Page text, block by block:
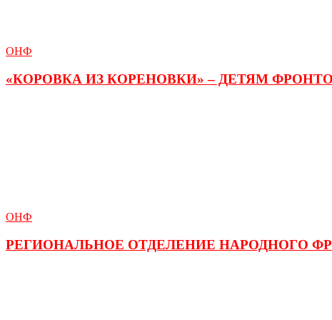
ОНФ
«КОРОВКА ИЗ КОРЕНОВКИ» – ДЕТЯМ
ОНФ
РЕГИОНАЛЬНОЕ ОТДЕЛЕНИЕ НАРОДНОГО